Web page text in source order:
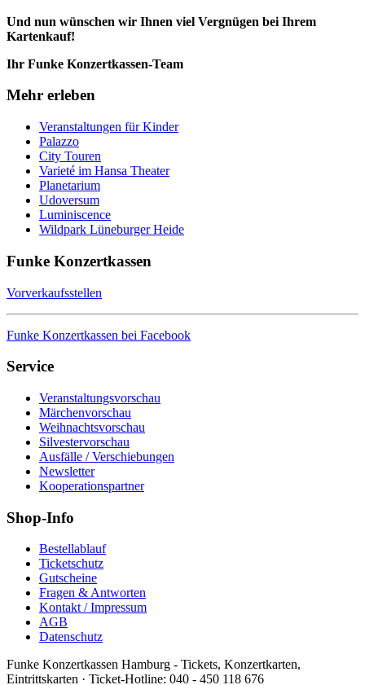
Und nun wünschen wir Ihnen viel Vergnügen bei Ihrem
Kartenkauf!
Ihr Funke Konzertkassen-Team
Mehr erleben
Veranstaltungen für Kinder
Palazzo
City Touren
Varieté im Hansa Theater
Planetarium
Udoversum
Luminiscence
Wildpark Lüneburger Heide
Funke Konzertkassen
Vorverkaufsstellen
Funke Konzertkassen bei Facebook
Service
Veranstaltungsvorschau
Märchenvorschau
Weihnachtsvorschau
Silvestervorschau
Ausfälle / Verschiebungen
Newsletter
Kooperationspartner
Shop-Info
Bestellablauf
Ticketschutz
Gutscheine
Fragen & Antworten
Kontakt / Impressum
AGB
Datenschutz
Funke Konzertkassen Hamburg - Tickets, Konzertkarten,
Eintrittskarten · Ticket-Hotline: 040 - 450 118 676